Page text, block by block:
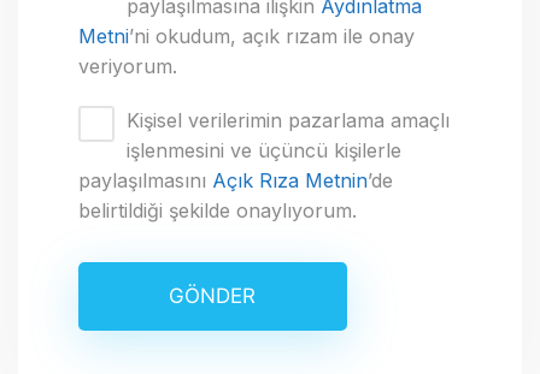
paylaşılmasına ilişkin Aydınlatma
Metni’ni okudum, açık rızam ile onay
veriyorum.
Kişisel verilerimin pazarlama amaçlı
işlenmesini ve üçüncü kişilerle
paylaşılmasını Açık Rıza Metnin’de
belirtildiği şekilde onaylıyorum.